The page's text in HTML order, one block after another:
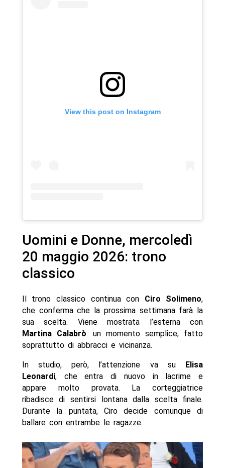
View this post on Instagram
Uomini e Donne, mercoledì
20 maggio 2026: trono
classico
Il trono classico continua con Ciro Solimeno,
che conferma che la prossima settimana farà la
sua scelta. Viene mostrata l’esterna con
Martina Calabrò: un momento semplice, fatto
soprattutto di abbracci e vicinanza.
In studio, però, l’attenzione va su Elisa
Leonardi, che entra di nuovo in lacrime e
appare molto provata. La corteggiatrice
ribadisce di sentirsi lontana dalla scelta finale.
Durante la puntata, Ciro decide comunque di
ballare con entrambe le ragazze.